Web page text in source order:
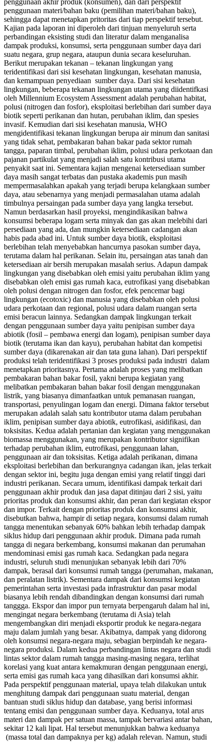
penggunaan materi/bahan baku (pemilihan materi/bahan baku),
sehingga dapat menetapkan pritoritas dari tiap perspektif tersebut.
Kajian pada laporan ini diperoleh dari tinjuan menyeluruh serta
perbandingan eksisting studi dan literatur dalam menganalisa
dampak produksi, konsumsi, serta penggunaan sumber daya dari
suatu negara, grup negara, ataupun dunia secara keseluruhan.
Berikut merupakan tekanan – tekanan lingkungan yang
teridentifikasi dari sisi kesehatan lingkungan, kesehatan manusia,
dan kemampuan penyediaan sumber daya. Dari sisi kesehatan
lingkungan, beberapa tekanan lingkungan utama yang diidentifkasi
oleh Millennium Ecosystem Assessment adalah perubahan habitat,
polusi (nitrogen dan fosfor), eksploitasi berlebihan dari sumber daya
biotik seperti perikanan dan hutan, perubahan iklim, dan spesies
invasif. Kemudian dari sisi kesehatan manusia, WHO
mengidentifikasi tekanan lingkungan berupa air minum dan sanitasi
yang tidak sehat, pembakaran bahan bakar pada sektor rumah
tangga, paparan timbal, perubahan iklim, polusi udara perkotaan dan
pajanan partikulat yang menjadi salah satu kontribusi utama
penyakit saat ini. Sementara kajian mengenai ketersediaan sumber
daya masih sangat terbatas dan pustaka akademis pun masih
mempermasalahkan apakah yang terjadi berupa kelangkaan sumber
daya, atau sebenarnya yang menjadi permasalahan utama adalah
timbulnya persaingan pada sumber daya yang langka tersebut.
Namun berdasarkan hasil proyeksi, mengindikasikan bahwa
konsumsi beberapa logam serta minyak dan gas akan melebihi dari
persediaan yang ada, dan mungkin ketersediaan cadangan akan
habis pada abad ini. Untuk sumber daya biotik, eksploitasi
berlebihan telah menyebabkan hancurnya pasokan sumber daya,
terutama dalam hal perikanan. Selain itu, persaingan atas tanah dan
ketersediaan air bersih merupakan masalah serius. Adapun dampak
lingkungan yang disebabkan oleh emisi yaitu perubahan iklim yang
disebabkan oleh emisi gas rumah kaca, eutrofikasi yang disebabkan
oleh polusi dengan nitrogen dan fosfor, efek pencemar bagi
lingkungan (ecotoxic) dan manusia yang disebabkan oleh polusi
udara perkotaan dan regional, polusi udara dalam ruangan serta
emisi beracun lainnya. Sedangkan dampak lingkungan terkait
dengan penggunaan sumber daya yaitu penipisan sumber daya
abiotik (fosil – pembawa energi dan logam), penipisan sumber daya
biotik (terutama ikan dan kayu), perubahan habitat dan kompetisi
sumber daya (dikarenakan air dan tata guna lahan). Dari perspektif
produksi telah teridentifikasi 3 proses produksi pada industri dalam
menetapkan prioritasnya. Pertama adalah proses yang melibatkan
pembakaran bahan bakar fosil, yakni berupa kegiatan yang
melibatkan pembakaran bahan bakar fosil dengan menggunakan
listrik, yang biasanya dimanfaatkan untuk pemanasan ruangan,
transportasi, penyulingan logam dan energi. Dimana faktor tersebut
merupakan adalah salah satu kontributor utama dalam perubahan
iklim, penipisan sumber daya abiotik, eutrofikasi, asidifikasi, dan
toksisitas. Kedua adalah pertanian dan kegiatan yang menggunakan
biomassa menggunakan, yang merupakan kontributor signifikan
terhadap perubahan iklim, eutrofikasi, penggunaan lahan,
penggunaan air dan toksisitas. Ketiga adalah perikanan, dimana
eksploitasi berlebihan dan berkurangnya cadangan ikan, jelas terkait
dengan sektor ini, begitu juga dengan emisi yang relatif tinggi dari
industri perikanan. Secara umum, identifikasi dampak terkait dari
penggunaan akhir produk dan jasa dapat ditinjau dari 2 sisi, yaitu
prioritas produk dan konsumsi akhir, dan peran dari kegiatan ekspor
dan impor. Terkait dengan prioritas produk dan konsumsi akhir,
disebutkan bahwa, hampir di setiap negara, konsumsi dalam rumah
tangga menentukan sebanyak 60% bahkan lebih terhadap dampak
siklus hidup dari penggunaan akhir produk. Dimana pada rumah
tangga di negara berkembang, konsumsi makanan dan perumahan
mendominasi emisi gas rumah kaca. Sedangkan pada negara
industri, seluruh studi menunjukan sebanyak lebih dari 70%
dampak, berasal dari konsumsi rumah tangga (perumahan, makanan,
dan peralatan listrik). Sementara dampak dari konsumsi kegiatan
pemerintahan serta investasi pada infrastruktur dan pasar modal
biasanya lebih rendah dibandingkan dengan konsumsi dari rumah
tanggga. Ekspor dan impor pun ternyata berpengaruh dalam hal ini,
mengingat negara berkembang (terutama di Asia) telah
mengembangkan diri menjadi eksportir produk ke negara-negara
maju dalam jumlah yang besar. Akibatnya, dampak yang didorong
oleh konsumsi negara-negara maju, sebagian berpindah ke negara-
negara produksi. Dalam kedua perbandingan lintas negara dan studi
lintas sektor dalam rumah tangga masing-masing negara, terlihat
korelasi yang kuat antara kemakmuran dengan penggunaan energi,
serta emisi gas rumah kaca yang dihasilkan dari konsumsi akhir.
Pada perspektif penggunaan material, upaya telah dilakukan untuk
menghitung dampak dari penggunaan suatu material, dengan
bantuan studi siklus hidup dan database, yang berisi informasi
tentang emisi dan penggunaan sumber daya. Keduanya, total arus
materi dan dampak per satuan massa, tampak bervariasi antar bahan,
sekitar 12 kali lipat. Hal tersebut menunjukkan bahwa keduanya
(massa total dan dampaknya per kg) adalah relevan. Namun, studi